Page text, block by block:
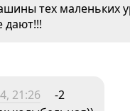
тех маленьких
дают!!!
21:26
-2